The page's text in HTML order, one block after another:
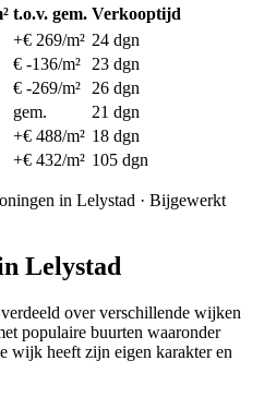
t.o.v. gem. Verkooptijd
+€ 269/m² 24 dgn
€ -136/m²
23 dgn
€ -269/m²
26 dgn
gem.
21 dgn
+€ 488/m² 18 dgn
+€ 432/m² 105 dgn
in Lelystad · Bijgewerkt
Lelystad
over verschillende wijken
populaire buurten waaronder
wijk heeft zijn eigen karakter en